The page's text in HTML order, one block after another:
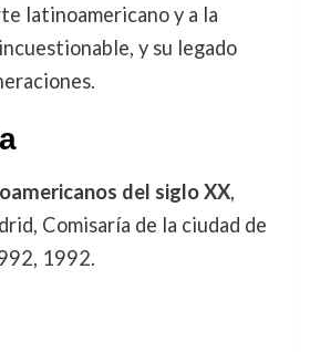
latinoamericano y a la
y su legado
del siglo XX,
Comisaría de la ciudad de
1992.